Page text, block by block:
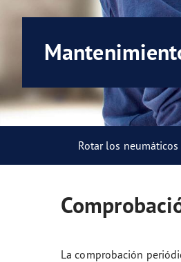
Neumáticos según el clima
ReCharge, el futuro de la
Rotar los neumáticos
La comprobación